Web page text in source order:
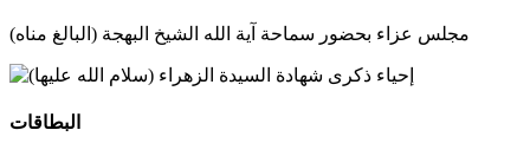
مجلس عزاء بحضور سماحة آية الله الشيخ البهجة (البالغ مناه)
البطاقات